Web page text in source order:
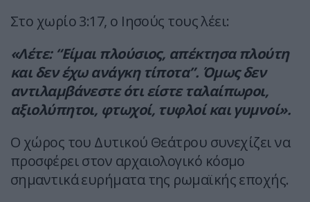
Στο χωρίο 3:17, ο Ιησούς τους λέει:
«Λέτε: “Είμαι πλούσιος, απέκτησα πλούτη
και δεν έχω ανάγκη τίποτα”. Όμως δεν
αντιλαμβάνεστε ότι είστε ταλαίπωροι,
αξιολύπητοι, φτωχοί, τυφλοί και γυμνοί».
Ο χώρος του Δυτικού Θεάτρου συνεχίζει να
προσφέρει στον αρχαιολογικό κόσμο
σημαντικά ευρήματα της ρωμαϊκής εποχής.